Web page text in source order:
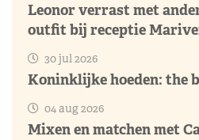
Leonor verrast met
outfit bij receptie
30 jul 2026
Koninklijke hoeden: the
04 aug 2026
Mixen en matchen met